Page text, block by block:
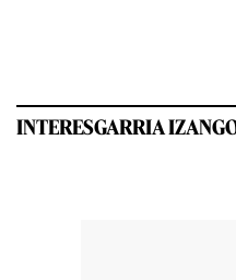
INTERESGARRIA